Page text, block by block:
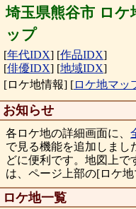
埼玉県熊谷市 ロケ
ップ
[年代IDX] [作品IDX]
[俳優IDX] [地域IDX]
[ロケ地情報] [ロケ地マッ
お知らせ
各ロケ地の詳細画面に、
で見る機能を追加しまし
どに便利です。地図上で
は、ページ上部の[ロケ
ロケ地一覧